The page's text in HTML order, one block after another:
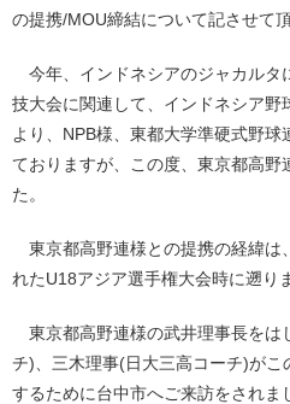
の提携/MOU締結について記させて頂
今年、インドネシアのジャカルタ
技大会に関連して、インドネシア
より、NPB様、東都大学準硬式野球
ておりますが、この度、東京都高野
た。
東京都高野連様との提携の経緯は
れたU18アジア選手権大会時に遡り
東京都高野連様の武井理事長をは
チ)、三木理事(日大三高コーチ)が
するために台中市へご来訪をされま